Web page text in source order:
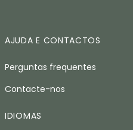
AJUDA E CONTACTOS
Perguntas frequentes
Contacte-nos
IDIOMAS